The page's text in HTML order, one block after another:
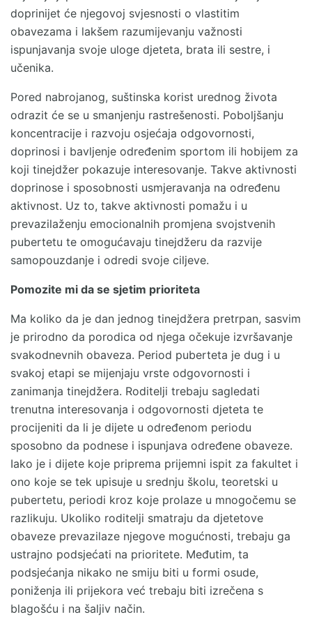
doprinijet će njegovoj svjesnosti o vlastitim
obavezama i lakšem razumijevanju važnosti
ispunjavanja svoje uloge djeteta, brata ili sestre, i
učenika.
Pored nabrojanog, suštinska korist urednog života
odrazit će se u smanjenju rastrešenosti. Poboljšanju
koncentracije i razvoju osjećaja odgovornosti,
doprinosi i bavljenje određenim sportom ili hobijem za
koji tinejdžer pokazuje interesovanje. Takve aktivnosti
doprinose i sposobnosti usmjeravanja na određenu
aktivnost. Uz to, takve aktivnosti pomažu i u
prevazilaženju emocionalnih promjena svojstvenih
pubertetu te omogućavaju tinejdžeru da razvije
samopouzdanje i odredi svoje ciljeve.
Pomozite mi da se sjetim prioriteta
Ma koliko da je dan jednog tinejdžera pretrpan, sasvim
je prirodno da porodica od njega očekuje izvršavanje
svakodnevnih obaveza. Period puberteta je dug i u
svakoj etapi se mijenjaju vrste odgovornosti i
zanimanja tinejdžera. Roditelji trebaju sagledati
trenutna interesovanja i odgovornosti djeteta te
procijeniti da li je dijete u određenom periodu
sposobno da podnese i ispunjava određene obaveze.
Iako je i dijete koje priprema prijemni ispit za fakultet i
ono koje se tek upisuje u srednju školu, teoretski u
pubertetu, periodi kroz koje prolaze u mnogočemu se
razlikuju. Ukoliko roditelji smatraju da djetetove
obaveze prevazilaze njegove mogućnosti, trebaju ga
ustrajno podsjećati na prioritete. Međutim, ta
podsjećanja nikako ne smiju biti u formi osude,
poniženja ili prijekora već trebaju biti izrečena s
blagošću i na šaljiv način.